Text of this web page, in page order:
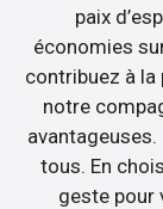
paix
économies
contribuez à la
notre
avantageuses.
tous. En
geste pour